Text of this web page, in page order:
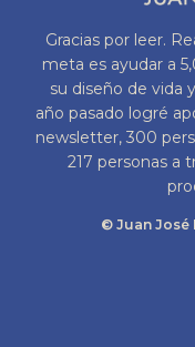
Gracias por leer.
meta es ayudar a
su diseño de vida
año pasado logré
newsletter, 300
217 personas a
© Juan José